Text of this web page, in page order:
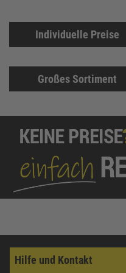
Individuelle Preise
Großes Sortiment
Hilfe und Kontakt